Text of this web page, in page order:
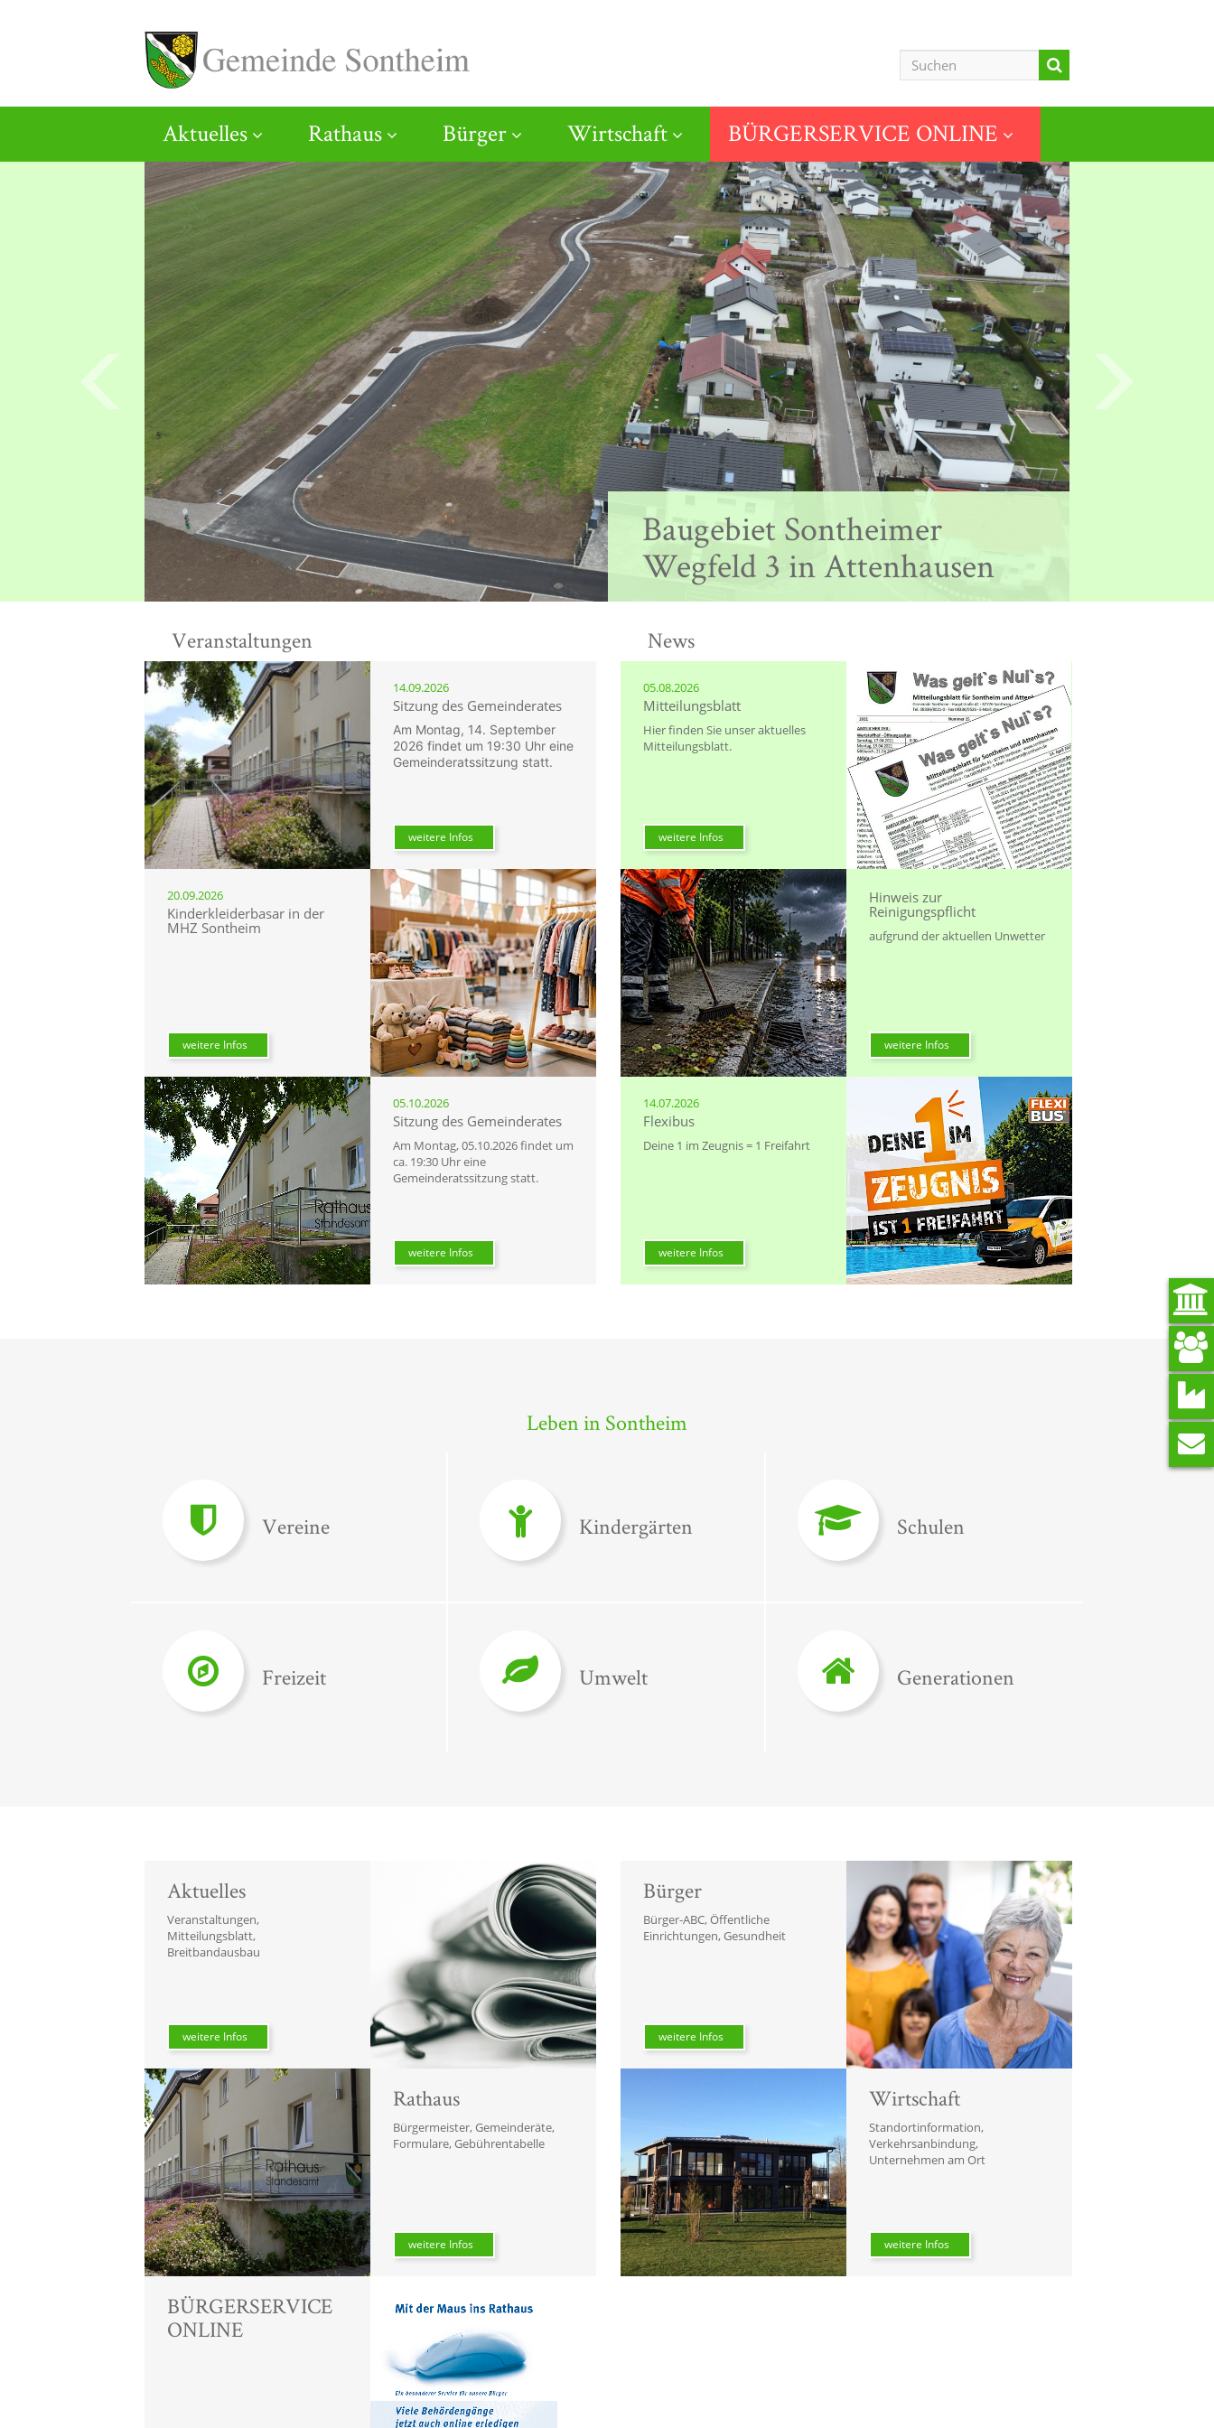
Aktuelles Rathaus Bürger Wirtschaft BÜRGERSERVICE ONLINE
Nepomukbrücke in
Sontheim
zurück vorwärts
Veranstaltungen
14.09.2026
Sitzung des Gemeinderates
Am Montag, 14. September
2026 findet um 19:30 Uhr eine
Gemeinderatssitzung statt.
weitere Infos
20.09.2026
Kinderkleiderbasar in der
MHZ Sontheim
weitere Infos
05.10.2026
Sitzung des Gemeinderates
Am Montag, 05.10.2026 findet um
ca. 19:30 Uhr eine
Gemeinderatssitzung statt.
weitere Infos
News
05.08.2026
Mitteilungsblatt
Hier finden Sie unser aktuelles
Mitteilungsblatt.
weitere Infos
Hinweis zur
Reinigungspflicht
aufgrund der aktuellen Unwetter
weitere Infos
14.07.2026
Flexibus
Deine 1 im Zeugnis = 1 Freifahrt
weitere Infos
Leben in Sontheim
Vereine Kindergärten Schulen
Freizeit Umwelt Generationen
Aktuelles
Veranstaltungen,
Mitteilungsblatt,
Breitbandausbau
weitere Infos
Rathaus
Bürgermeister, Gemeinderäte,
Formulare, Gebührentabelle
weitere Infos
Bürger
Bürger-ABC, Öffentliche
Einrichtungen, Gesundheit
weitere Infos
Wirtschaft
Standortinformation,
Verkehrsanbindung,
Unternehmen am Ort
weitere Infos
BÜRGERSERVICE
ONLINE